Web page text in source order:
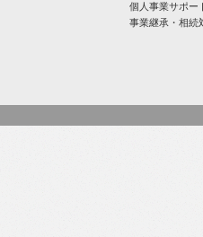
個人事業サポー
事業継承・相続